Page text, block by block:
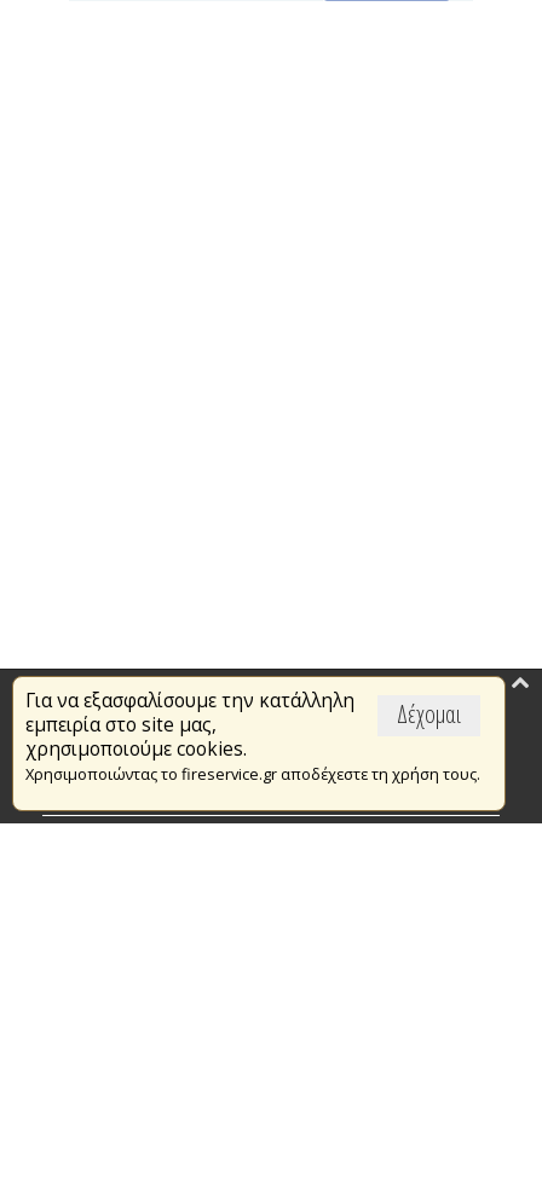
Δέχομαι
Για να εξασφαλίσουμε την κατάλληλη
εμπειρία στο site μας,
χρησιμοποιούμε cookies.
Χρησιμοποιώντας το fireservice.gr αποδέχεστε τη χρήση τους.
Επικαιρότητα
Το Πυροσβεστικό Σώμα